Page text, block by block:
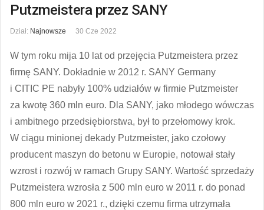
Putzmeistera przez SANY
Dział: Najnowsze 30 Cze 2022
W tym roku mija 10 lat od przejęcia Putzmeistera przez
firmę SANY. Dokładnie w 2012 r. SANY Germany
i CITIC PE nabyły 100% udziałów w firmie Putzmeister
za kwotę 360 mln euro. Dla SANY, jako młodego wówczas
i ambitnego przedsiębiorstwa, był to przełomowy krok.
W ciągu minionej dekady Putzmeister, jako czołowy
producent maszyn do betonu w Europie, notował stały
wzrost i rozwój w ramach Grupy SANY. Wartość sprzedaży
Putzmeistera wzrosła z 500 mln euro w 2011 r. do ponad
800 mln euro w 2021 r., dzięki czemu firma utrzymała